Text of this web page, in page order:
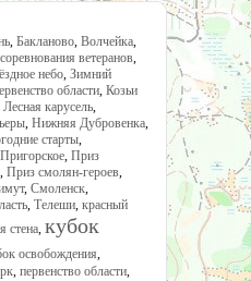
, Бакланово, Волчейка,
ветеранов,
небо, Зимний
области, Козьи
Лесная карусель,
, Нижняя Дубровенка,
старты,
Пригорское, Приз
, Приз смолян-героев,
, Смоленск,
, Телеши, красный
стена, кубок
освобождения,
, первенство области,